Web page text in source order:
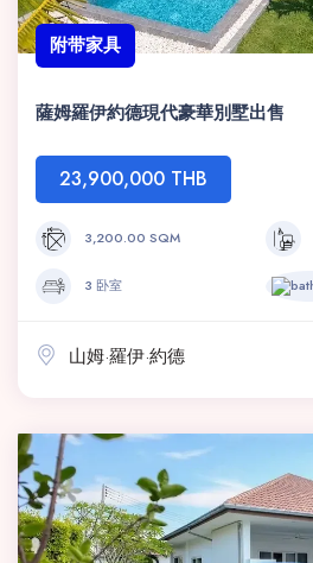
附带家具
薩姆羅伊約德現代豪華別墅出售
23,900,000 THB
3,200.00 SQM
3 卧室
山姆·羅伊·約德